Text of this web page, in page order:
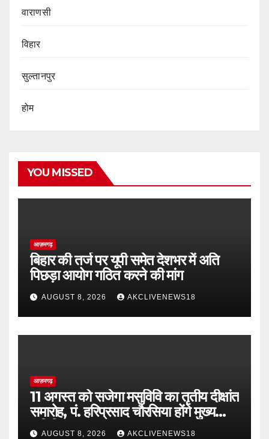
वाराणसी
विहार
सुल्तानपुर
होम
YOU MISSED
आज़मगढ़
बिहार की तर्ज पर यूपी समेत देशभर में अति
पिछड़ा आयोग गठित करने की मांग
AUGUST 8, 2026 AKCLIVENEWS18
आज़मगढ़
11 अगस्त को सजेगा मसुविवि का तृतीय दीक्षांत
समारोह, पं. हरिप्रसाद चौरसिया होंगे मुख्य
अतिथि
AUGUST 8, 2026 AKCLIVENEWS18